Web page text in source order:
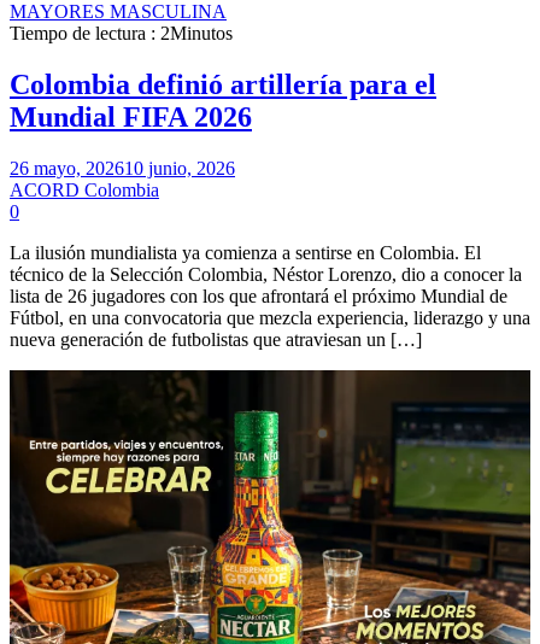
MAYORES MASCULINA
Tiempo de lectura : 2Minutos
Colombia definió artillería para el
Mundial FIFA 2026
26 mayo, 202610 junio, 2026
ACORD Colombia
0
La ilusión mundialista ya comienza a sentirse en Colombia. El
técnico de la Selección Colombia, Néstor Lorenzo, dio a conocer la
lista de 26 jugadores con los que afrontará el próximo Mundial de
Fútbol, en una convocatoria que mezcla experiencia, liderazgo y una
nueva generación de futbolistas que atraviesan un […]